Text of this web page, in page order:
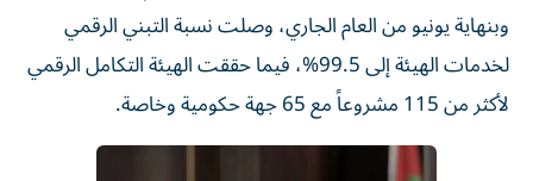
وبنهاية يونيو من العام الجاري، وصلت نسبة التبني الرقمي
لخدمات الهيئة إلى 99.5%، فيما حققت الهيئة التكامل الرقمي
لأكثر من 115 مشروعاً مع 65 جهة حكومية وخاصة.